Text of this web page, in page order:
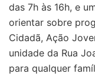
das 7h às 16h, e
orientar sobre
Cidadã, Ação
unidade da Rua
para qualquer